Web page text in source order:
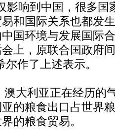
响到中国，很多国
和国际关系也都发
国环境与发展国际
上，原联合国政府
作了上述表示。
澳大利亚正在经历的
的粮食出口占世界
的粮食贸易。